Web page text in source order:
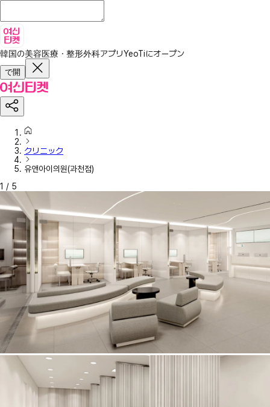
韓国の美容医療・整形外科アプリYeoTiにオープン
で開
クリニック
유앤아이의원(과천점)
1 / 5